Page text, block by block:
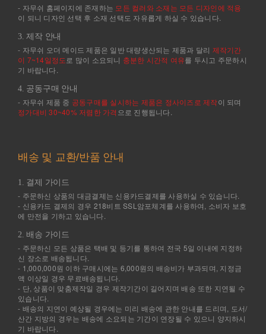
- 자무쉬 홈페이지에 존재하는 모든 컬러와 소재는 모든 디자인에 적용
이 되니 디자인 선택 후 소재 선택도 자유롭게 하실 수 있습니다.
3. 제작 안내
- 자무쉬 오더 메이드 제품은 일반 대량생산되는 제품과 달리 제작기간
이 7~14일정도 로 많이 소요되니 충분한 시간적 여유를 두시고 주문하시
기 바랍니다.
4. 공동구매 안내
- 자무쉬 제품 중 공동구매를 실시하는 제품은 정사이즈로 제작이 되며
정가대비 30~40% 저렴한 가격 으로 진행됩니다.
배송 및 교환/반품 안내
1. 결제 가이드
- 주문하신 상품의 대금결제는 신용카드결제를 사용하실 수 있습니다.
- 신용카드 결제의 경우 218비트 SSL암포체계를 사용하여, 소비자 보호
에 만전을 기하고 있습니다.
2. 배송 가이드
- 주문하신 모든 상품은 택배 및 등기를 통하여 전국 5일 이내에 지정하
신 장소로 배송됩니다.
- 1,000,000원 이하 구매시에는 6,000원의 배송비가 부과되며, 지정금
액 이상일 경우 무료배송됩니다.
- 단, 상품이 맞춤제작일 경우 제작기간이 길어지며 배송 또한 지연될 수
있습니다.
- 배송의 지연이 예상될 경우에는 미리 배송에 관한 안내를 드리며, 도서/
산간 지방의 경우는 배송에 소요되는 기간이 연장될 수 있으니 양지하시
기 바랍니다.